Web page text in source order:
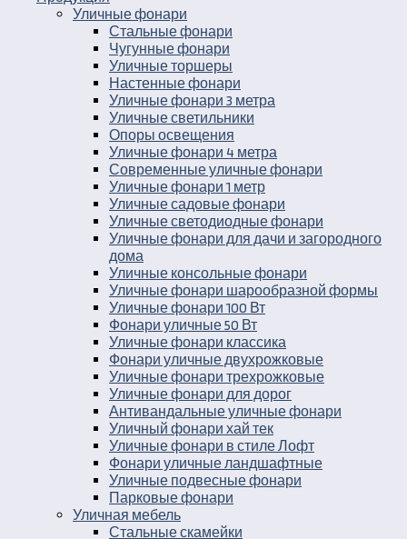
Уличные фонари
Стальные фонари
Чугунные фонари
Уличные торшеры
Настенные фонари
Уличные фонари 3 метра
Уличные светильники
Опоры освещения
Уличные фонари 4 метра
Современные уличные фонари
Уличные фонари 1 метр
Уличные садовые фонари
Уличные светодиодные фонари
Уличные фонари для дачи и загородного
дома
Уличные консольные фонари
Уличные фонари шарообразной формы
Уличные фонари 100 Вт
Фонари уличные 50 Вт
Уличные фонари классика
Фонари уличные двухрожковые
Уличные фонари трехрожковые
Уличные фонари для дорог
Антивандальные уличные фонари
Уличный фонари хай тек
Уличные фонари в стиле Лофт
Фонари уличные ландшафтные
Уличные подвесные фонари
Парковые фонари
Уличная мебель
Стальные скамейки